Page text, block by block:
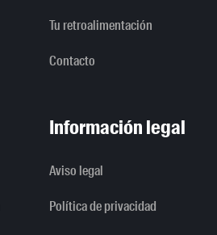
Tu retroalimentación
Contacto
Información legal
Aviso legal
Política de privacidad